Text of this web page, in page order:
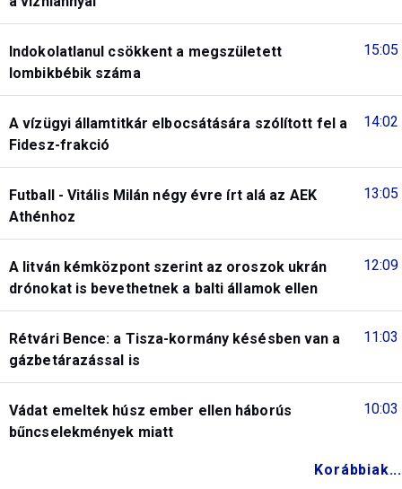
15:05
Indokolatlanul csökkent a megszületett
lombikbébik száma
14:02
A vízügyi államtitkár elbocsátására szólított fel a
Fidesz-frakció
13:05
Futball - Vitális Milán négy évre írt alá az AEK
Athénhoz
12:09
A litván kémközpont szerint az oroszok ukrán
drónokat is bevethetnek a balti államok ellen
11:03
Rétvári Bence: a Tisza-kormány késésben van a
gázbetárazással is
10:03
Vádat emeltek húsz ember ellen háborús
bűncselekmények miatt
Korábbiak...